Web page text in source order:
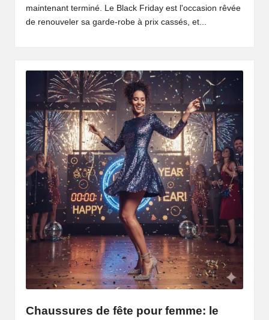
maintenant terminé. Le Black Friday est l'occasion rêvée
de renouveler sa garde-robe à prix cassés, et...
Chaussures de fête pour femme: le